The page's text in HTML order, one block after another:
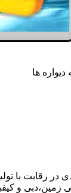
ها
رقابت با
و